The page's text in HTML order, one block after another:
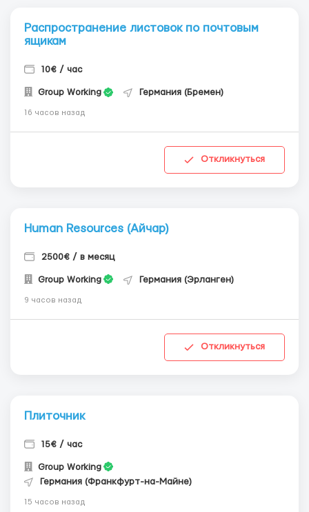
Распространение листовок по почтовым
ящикам
10€ / час
Group Working Германия (Бремен)
16 часов назад
Откликнуться
Human Resources (Айчар)
2500€ / в месяц
Group Working Германия (Эрланген)
9 часов назад
Откликнуться
Плиточник
15€ / час
Group Working
Германия (Франкфурт-на-Майне)
15 часов назад